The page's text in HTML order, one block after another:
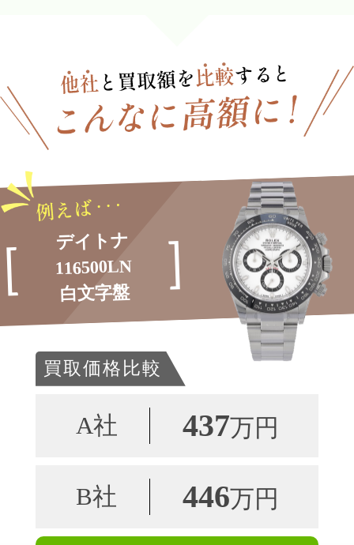
デイトナ
116500LN
白文字盤
買取価格比較
A社 437万円
B社 446万円